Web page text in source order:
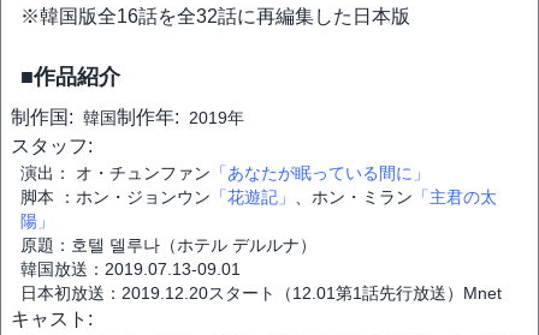
※韓国版全16話を全32話に再編集した日本版
■作品紹介
制作国: 韓国制作年: 2019年
スタッフ:
演出： オ・チュンファン 「あなたが眠っている間に」
脚本 ：ホン・ジョンウン 「花遊記」 、ホン・ミラン 「主君の太
陽」
原題：호텔 델루나（ホテル デルルナ）
韓国放送：2019.07.13-09.01
日本初放送：2019.12.20スタート（12.01第1話先行放送）Mnet
キャスト: